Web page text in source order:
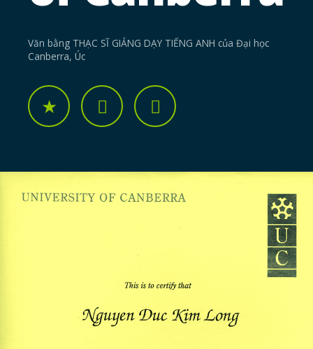
Văn bằng THẠC SĨ GIẢNG DẠY TIẾNG ANH của Đại học
Canberra, Úc